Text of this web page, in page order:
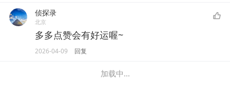
侦探录
北京
多多点赞会有好运喔~
2026-04-09 回复
加载中...